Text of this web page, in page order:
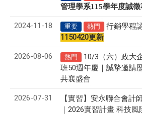
管理學系115學年度誠
2024-11-18 重要 熱門
行銷學程
1150420更新
2026-08-06 熱門
10/3（六）政大
班50週年慶｜誠摯邀請
共襄盛會
2026-07-31
【實習】安永聯合會計
｜2026實習計畫 科技